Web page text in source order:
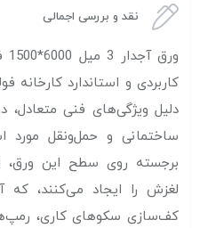
نقد و بررسی اجمالی
کاربردی و استاندارد
دلیل ویژگی‌های فنی متعادل،
ساختمانی و حمل‌ونقل مورد
برجسته روی سطح این ورق،
لغزش را ایجاد می‌کنند، که
کف‌سازی سکوهای کاری،